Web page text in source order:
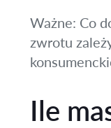
Ważne: Co
zwrotu
Ile